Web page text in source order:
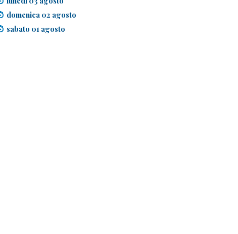
domenica 02 agosto
sabato 01 agosto